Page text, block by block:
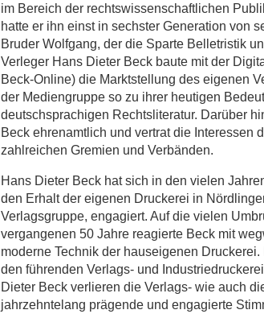
im Bereich der rechtswissenschaftlichen
hatte er ihn einst in sechster Generation von
Bruder Wolfgang, der die Sparte Belletristik
Verleger Hans Dieter Beck baute mit der
Beck-Online) die Marktstellung des eigenen
der Mediengruppe so zu ihrer heutigen
deutschsprachigen Rechtsliteratur. Darüber
Beck ehrenamtlich und vertrat die Interessen
zahlreichen Gremien und Verbänden.
Hans Dieter Beck hat sich in den vielen
den Erhalt der eigenen Druckerei in
Verlagsgruppe, engagiert. Auf die vielen
vergangenen 50 Jahre reagierte Beck mit
moderne Technik der hauseigenen
den führenden Verlags- und
Dieter Beck verlieren die Verlags- wie auch
jahrzehntelang prägende und engagierte